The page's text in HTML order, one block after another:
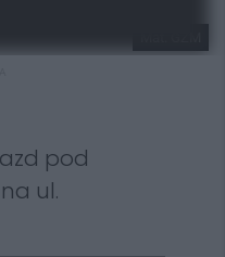
pod
ul.